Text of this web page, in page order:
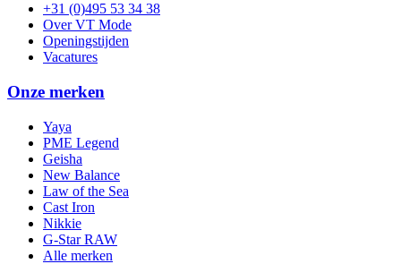
+31 (0)495 53 34 38
Over VT Mode
Openingstijden
Vacatures
Onze merken
Yaya
PME Legend
Geisha
New Balance
Law of the Sea
Cast Iron
Nikkie
G-Star RAW
Alle merken